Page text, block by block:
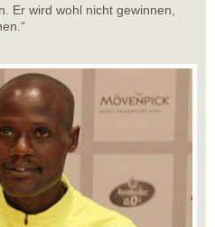
Er wird wohl nicht gewinnen,